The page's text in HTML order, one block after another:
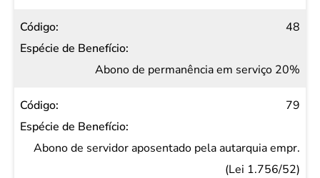
48
Abono de permanência em serviço 20%
79
Abono de servidor aposentado pela autarquia empr.
(Lei 1.756/52)